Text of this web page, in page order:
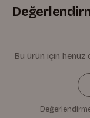
Bu ürün için